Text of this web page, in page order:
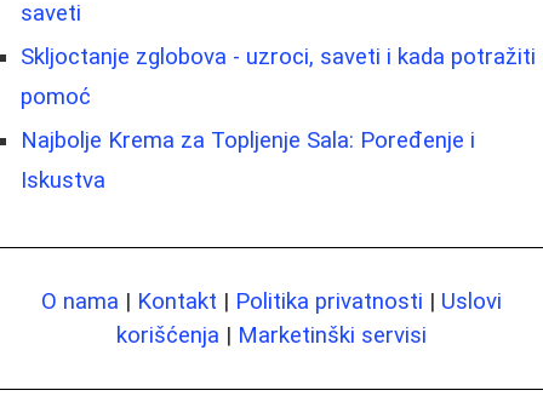
saveti
Skljoctanje zglobova - uzroci, saveti i kada potražiti
pomoć
Najbolje Krema za Topljenje Sala: Poređenje i
Iskustva
O nama | Kontakt | Politika privatnosti | Uslovi
korišćenja | Marketinški servisi